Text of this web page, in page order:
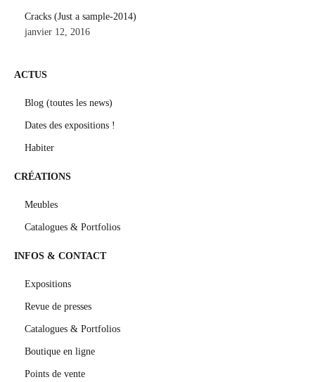
Cracks (Just a sample-2014)
janvier 12, 2016
ACTUS
Blog (toutes les news)
Dates des expositions !
Habiter
CRÉATIONS
Meubles
Catalogues & Portfolios
INFOS & CONTACT
Expositions
Revue de presses
Catalogues & Portfolios
Boutique en ligne
Points de vente